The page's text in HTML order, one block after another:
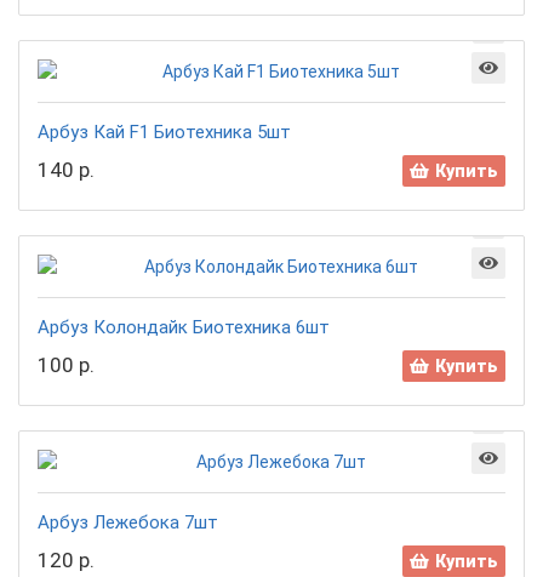
Арбуз Кай F1 Биотехника 5шт
140 р. Купить
Арбуз Колондайк Биотехника 6шт
100 р. Купить
Арбуз Лежебока 7шт
120 р. Купить